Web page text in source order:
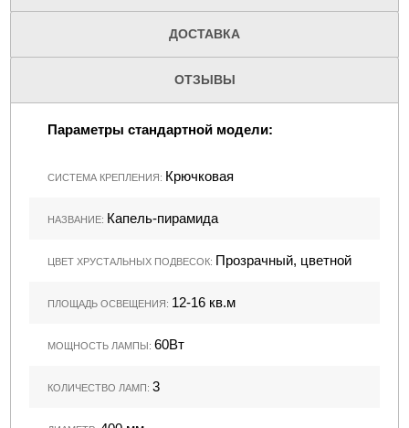
ДОСТАВКА
ОТЗЫВЫ
Параметры стандартной модели:
СИСТЕМА КРЕПЛЕНИЯ: Крючковая
НАЗВАНИЕ: Капель-пирамида
ЦВЕТ ХРУСТАЛЬНЫХ ПОДВЕСОК: Прозрачный, цветной
ПЛОЩАДЬ ОСВЕЩЕНИЯ: 12-16 кв.м
МОЩНОСТЬ ЛАМПЫ:60Вт
КОЛИЧЕСТВО ЛАМП:3